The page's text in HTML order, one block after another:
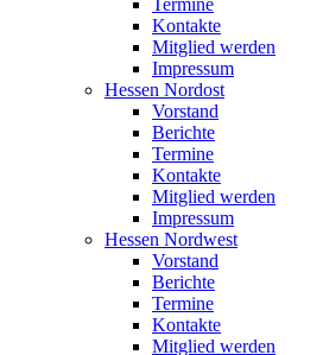
Termine
Kontakte
Mitglied werden
Impressum
Hessen Nordost
Vorstand
Berichte
Termine
Kontakte
Mitglied werden
Impressum
Hessen Nordwest
Vorstand
Berichte
Termine
Kontakte
Mitglied werden